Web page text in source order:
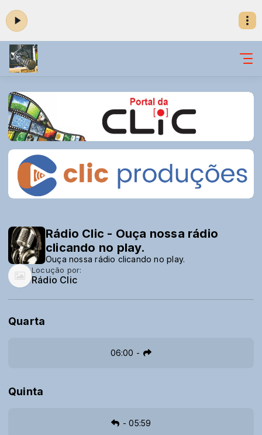
Rádio Clic - Ouça nossa rádio
clicando no play.
Ouça nossa rádio clicando no play.
Locução por:
Rádio Clic
Quarta
06:00 -
Quinta
-05:59